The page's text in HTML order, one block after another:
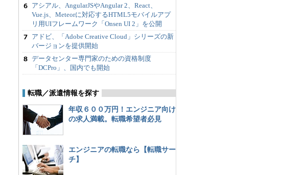
アシアル、AngularJSやAngular 2、React、
Vue.js、Meteorに対応するHTML5モバイルアプ
リ用UIフレームワーク「Onsen UI 2」を公開
アドビ、「Adobe Creative Cloud」シリーズの新
バージョンを提供開始
データセンター専門家のための資格制度
「DCPro」、国内でも開始
転職／派遣情報を探す
年収６００万円！エンジニア向け
の求人満載。転職希望者必見
エンジニアの転職なら【転職サー
チ】